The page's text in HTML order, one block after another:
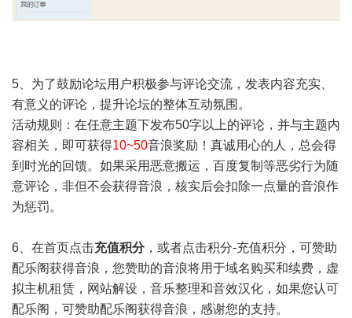
5、 为了鼓励论坛用户积极参与评论交流，发表内容充实、
有意义的评论，提升论坛的整体互动氛围。
活动规则：在任意主题下发布50字以上的评论，并与主题内
容相关，即可获得10~50音浪奖励！真诚用心的人，总会得
到时光的回馈。如果采用恶意搬运，百度复制等恶劣行为随
意评论，非但不会获得音浪，核实后会扣除一点量的音浪作
为惩罚。
6、在首页点击充值积分，或者点击积分-充值积分，可赞助
配乐阁获得音浪，您赞助的音浪将用于域名购买和续费，虚
拟主机租赁，网站解设，音乐整理和音效汉化，如果您认可
配乐阁，可赞助配乐阁获得音浪，感谢您的支持。